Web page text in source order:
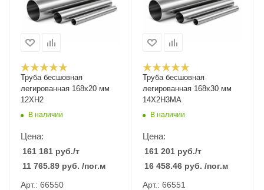
Труба бесшовная
легированная 168х20 мм
12ХН2
В наличии
Цена:
161 181 руб./т
11 765.89 руб. /пог.м
Арт.: 66550
Труба бесшовная
легированная 168х30 мм
14Х2Н3МА
В наличии
Цена:
161 201 руб./т
16 458.46 руб. /пог.м
Арт.: 66551